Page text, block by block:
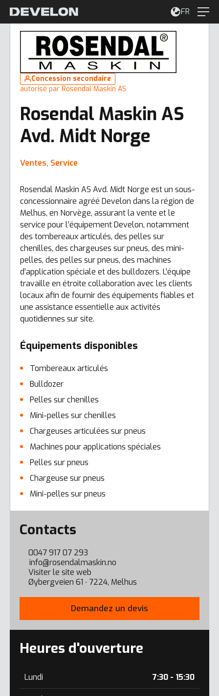
FR
Concession secondaire
autorisé par Rosendal Maskin AS
Rosendal Maskin AS
Avd. Midt Norge
Ventes, Service
Rosendal Maskin AS Avd. Midt Norge est un sous-
concessionnaire agréé Develon dans la région de
Melhus, en Norvège, assurant la vente et le
service pour l’équipement Develon, notamment
des tombereaux articulés, des pelles sur
chenilles, des chargeuses sur pneus, des mini-
pelles, des pelles sur pneus, des machines
d’application spéciale et des bulldozers. L’équipe
travaille en étroite collaboration avec les clients
locaux afin de fournir des équipements fiables et
une assistance essentielle aux activités
quotidiennes sur site.
Équipements disponibles
Tombereaux articulés
Bulldozer
Pelles sur chenilles
Mini-pelles sur chenilles
Chargeuses articulées sur pneus
Machines pour applications spéciales
Pelles sur pneus
Chargeuse sur pneus
Mini-pelles sur pneus
Error here
Contacts
0047 917 07 293
info@rosendalmaskin.no
Visiter le site web
Øybergveien 61 ∙ 7224, Melhus
Demandez un devis
Heures d'ouverture
Lundi 7:30 - 15:30